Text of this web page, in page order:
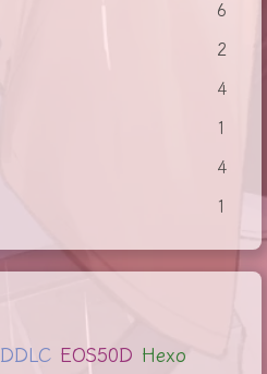
6
2
4
1
4
1
DDLC EOS50D Hexo